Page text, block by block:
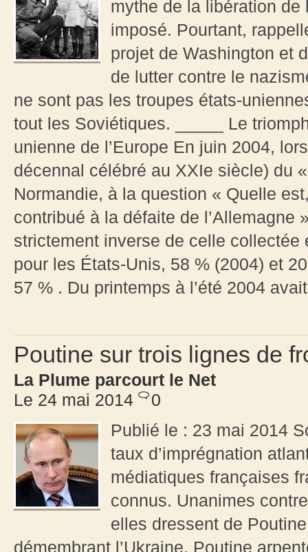
mythe de la libération de
imposé. Pourtant,
projet de Washington et
de lutter contre le
ne sont pas les troupes états-
tout les Soviétiques. _____ Le
unienne de l’Europe En juin 2004,
décennal célébré au XXIe siècle) du
Normandie, à la question « Quelle
contribué à la défaite de l’Allemagne
strictement inverse de celle
pour les États-Unis, 58 % (2004) et
57 % . Du printemps à l’été 2004
Poutine sur trois lignes de
La Plume parcourt le Net
Le 24 mai 2014
0
Publié le : 23 mai 2014
taux d’imprégnation
médiatiques françaises
connus. Unanimes
elles dressent de
démembrant l’Ukraine. Poutine